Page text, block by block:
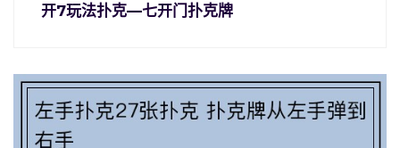
开7玩法扑克—七开门扑克牌